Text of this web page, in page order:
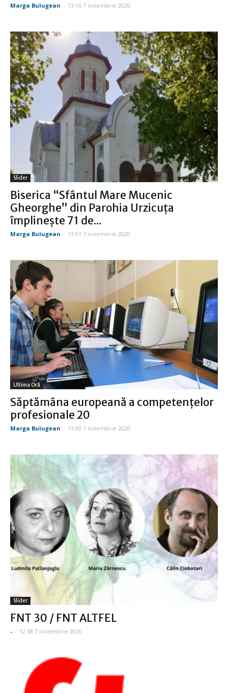
Marga Bulugean - 13:16 7 noiembrie 2020
Slider
Biserica “Sfântul Mare Mucenic
Gheorghe” din Parohia Urzicuţa
împlineşte 71 de...
Marga Bulugean - 13:01 7 noiembrie 2020
Ultima Oră
Săptămâna europeană a competențelor
profesionale 20
Marga Bulugean - 13:00 7 noiembrie 2020
Slider
FNT 30 / FNT ALTFEL
- - 12:58 7 noiembrie 2020